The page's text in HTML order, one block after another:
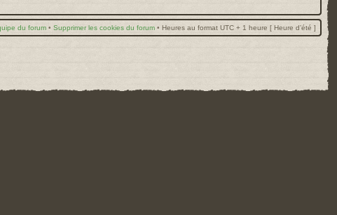
du forum • Supprimer les cookies du forum • Heures au format UTC + 1 heure [ Heure d’été ]